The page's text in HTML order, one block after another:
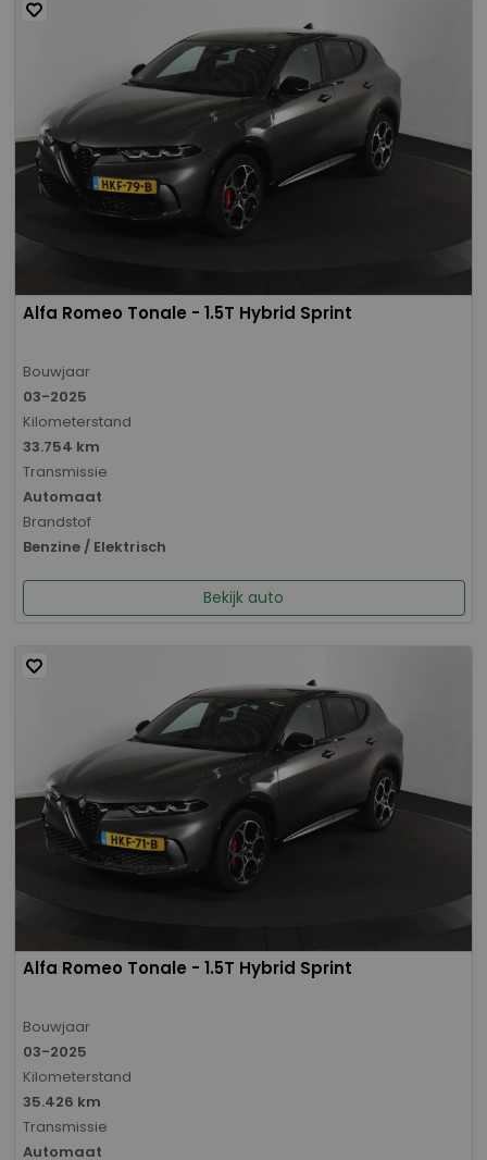
Alfa Romeo Tonale - 1.5T Hybrid Sprint
Bouwjaar
03-2025
Kilometerstand
33.754 km
Transmissie
Automaat
Brandstof
Benzine / Elektrisch
Bekijk auto
Alfa Romeo Tonale - 1.5T Hybrid Sprint
Bouwjaar
03-2025
Kilometerstand
35.426 km
Transmissie
Automaat